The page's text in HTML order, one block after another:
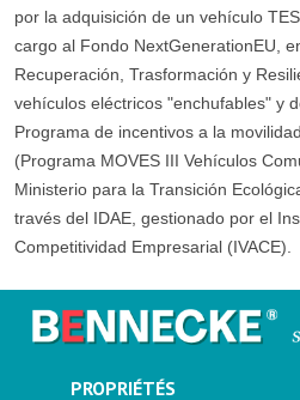
por la adquisición de un vehículo
cargo al Fondo NextGenerationEU,
Recuperación, Trasformación y
vehículos eléctricos "enchufables" y
Programa de incentivos a la
(Programa MOVES III Vehículos
Ministerio para la Transición
través del IDAE, gestionado por el
Competitividad Empresarial (IVACE).
PROPRIÉTÉS